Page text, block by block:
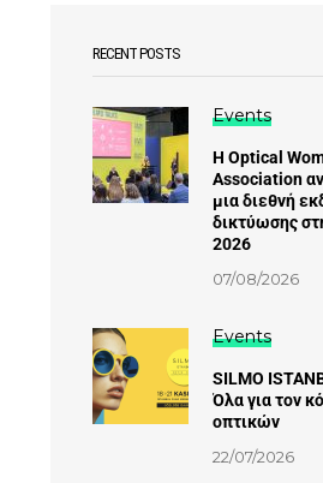
RECENT POSTS
Events
Η Optical
Association
μια διεθνή
δικτύωσης
2026
07/08/2026
Events
SILMO
Όλα για τον
οπτικών
22/07/2026